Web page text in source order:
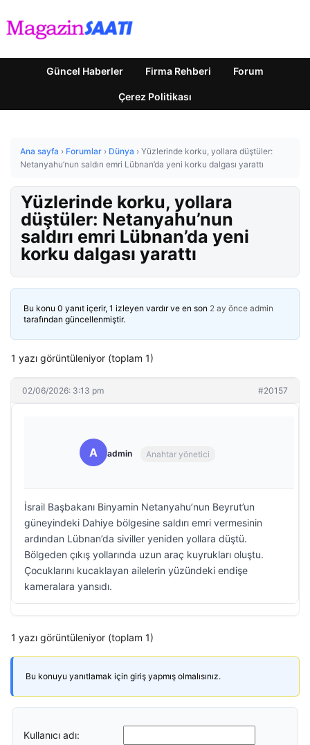
Güncel Haberler Firma Rehberi Forum
Çerez Politikası
Ana sayfa › Forumlar › Dünya › Yüzlerinde korku, yollara düştüler:
Netanyahu’nun saldırı emri Lübnan’da yeni korku dalgası yarattı
Yüzlerinde korku, yollara
düştüler: Netanyahu’nun
saldırı emri Lübnan’da yeni
korku dalgası yarattı
Bu konu 0 yanıt içerir, 1 izleyen vardır ve en son 2 ay önce admin
tarafından güncellenmiştir.
1 yazı görüntüleniyor (toplam 1)
02/06/2026: 3:13 pm #20157
A admin Anahtar yönetici
İsrail Başbakanı Binyamin Netanyahu’nun Beyrut’un
güneyindeki Dahiye bölgesine saldırı emri vermesinin
ardından Lübnan’da siviller yeniden yollara düştü.
Bölgeden çıkış yollarında uzun araç kuyrukları oluştu.
Çocuklarını kucaklayan ailelerin yüzündeki endişe
kameralara yansıdı.
1 yazı görüntüleniyor (toplam 1)
Bu konuyu yanıtlamak için giriş yapmış olmalısınız.
Kullanıcı adı: